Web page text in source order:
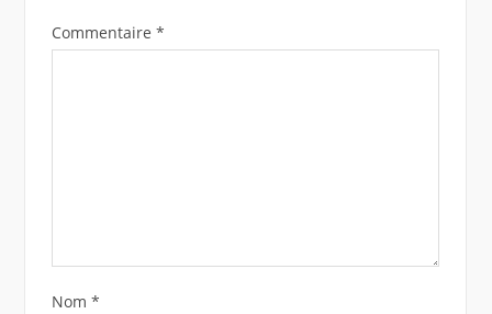
Commentaire *
Nom *